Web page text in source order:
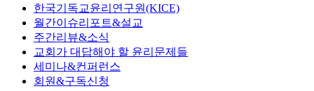
Close
Menu
한국기독교윤리연구원(KICE)
월간이슈리포트&설교
주간리뷰&소식
교회가 대답해야 할 윤리문제들
세미나&컨퍼런스
회원&구독신청